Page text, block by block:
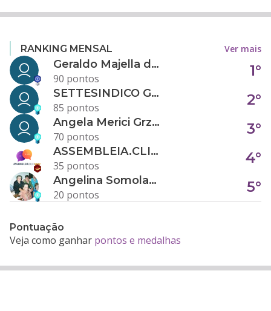
RANKING MENSAL Ver mais
Geraldo Majella da Silva
90 pontos
1°
SETTESINDICO GOVERNANÇA CONDOMINIAL
85 pontos
2°
Angela Merici Grzybowski
70 pontos
3°
ASSEMBLEIA.CLICK
35 pontos
4°
Angelina Somolanji R. Oliveira
20 pontos
5°
Pontuação
Veja como ganhar pontos e medalhas